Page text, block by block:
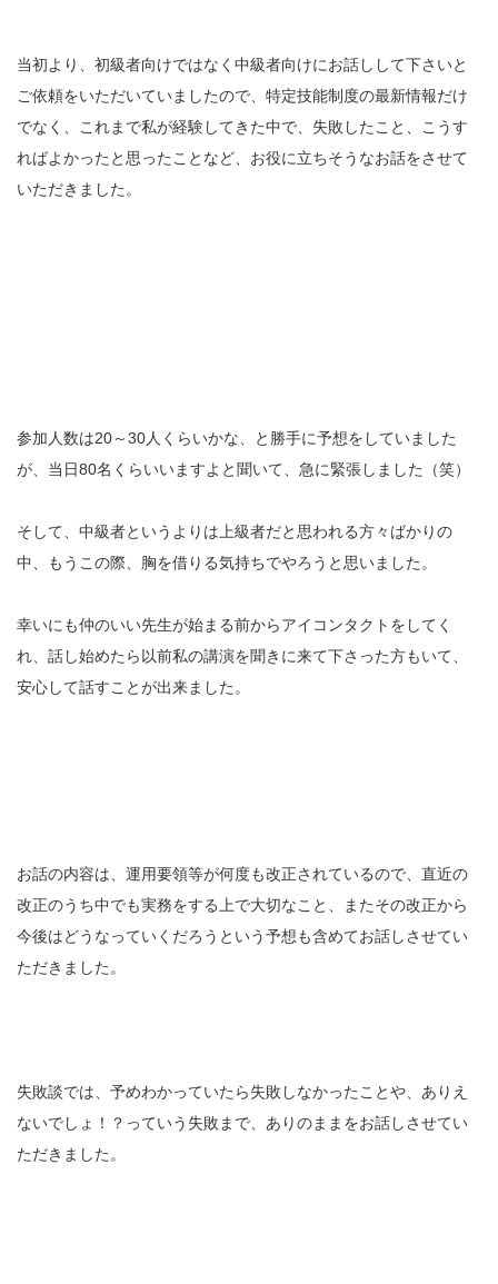
当初より、初級者向けではなく中級者向けにお話しして下さいと
ご依頼をいただいていましたので、特定技能制度の最新情報だけ
でなく、これまで私が経験してきた中で、失敗したこと、こうす
ればよかったと思ったことなど、お役に立ちそうなお話をさせて
いただきました。
参加人数は20～30人くらいかな、と勝手に予想をしていました
が、当日80名くらいいますよと聞いて、急に緊張しました（笑）
そして、中級者というよりは上級者だと思われる方々ばかりの
中、もうこの際、胸を借りる気持ちでやろうと思いました。
幸いにも仲のいい先生が始まる前からアイコンタクトをしてく
れ、話し始めたら以前私の講演を聞きに来て下さった方もいて、
安心して話すことが出来ました。
お話の内容は、運用要領等が何度も改正されているので、直近の
改正のうち中でも実務をする上で大切なこと、またその改正から
今後はどうなっていくだろうという予想も含めてお話しさせてい
ただきました。
失敗談では、予めわかっていたら失敗しなかったことや、ありえ
ないでしょ！？っていう失敗まで、ありのままをお話しさせてい
ただきました。